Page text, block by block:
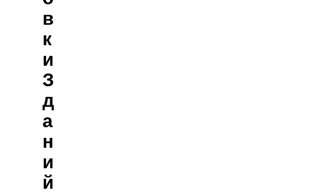
В
К
И
З
Д
А
Н
И
Й